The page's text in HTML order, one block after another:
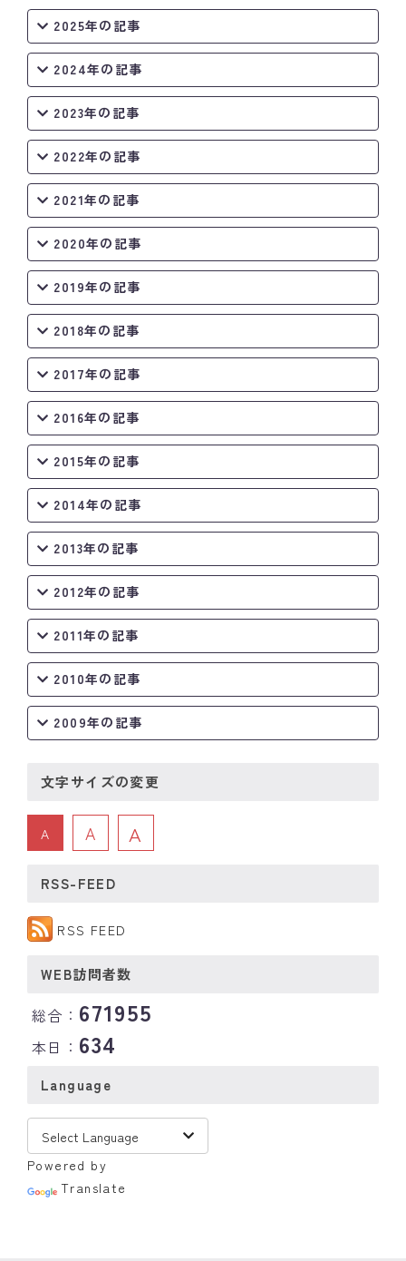
2025年の記事
2024年の記事
2023年の記事
2022年の記事
2021年の記事
2020年の記事
2019年の記事
2018年の記事
2017年の記事
2016年の記事
2015年の記事
2014年の記事
2013年の記事
2012年の記事
2011年の記事
2010年の記事
2009年の記事
文字サイズの変更
A A A
RSS-FEED
RSS FEED
WEB訪問者数
総合： 671955
本日： 634
Language
Powered by
Translate